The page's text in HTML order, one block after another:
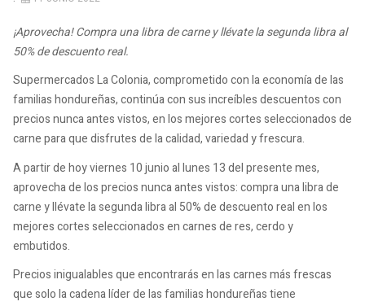
¡Aprovecha! Compra una libra de carne y llévate la segunda libra al
50% de descuento real.
Supermercados La Colonia, comprometido con la economía de las
familias hondureñas, continúa con sus increíbles descuentos con
precios nunca antes vistos, en los mejores cortes seleccionados de
carne para que disfrutes de la calidad, variedad y frescura.
A partir de hoy viernes 10 junio al lunes 13 del presente mes,
aprovecha de los precios nunca antes vistos: compra una libra de
carne y llévate la segunda libra al 50% de descuento real en los
mejores cortes seleccionados en carnes de res, cerdo y
embutidos.
Precios inigualables que encontrarás en las carnes más frescas
que solo la cadena líder de las familias hondureñas tiene